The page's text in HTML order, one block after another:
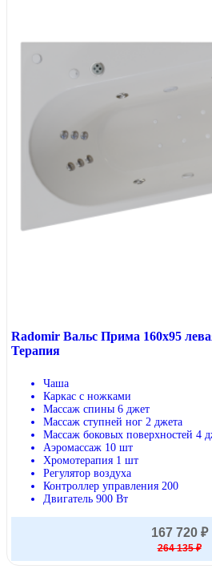
Radomir Вальс Прима 160х95
Терапия
Чаша
Каркас с ножками
Массаж спины 6 джет
Массаж ступней ног 2 джета
Массаж боковых поверхностей 4
Аэромассаж 10 шт
Хромотерапия 1 шт
Регулятор воздуха
Контроллер управления 200
Двигатель 900 Вт
167 720 ₽
264 135 ₽